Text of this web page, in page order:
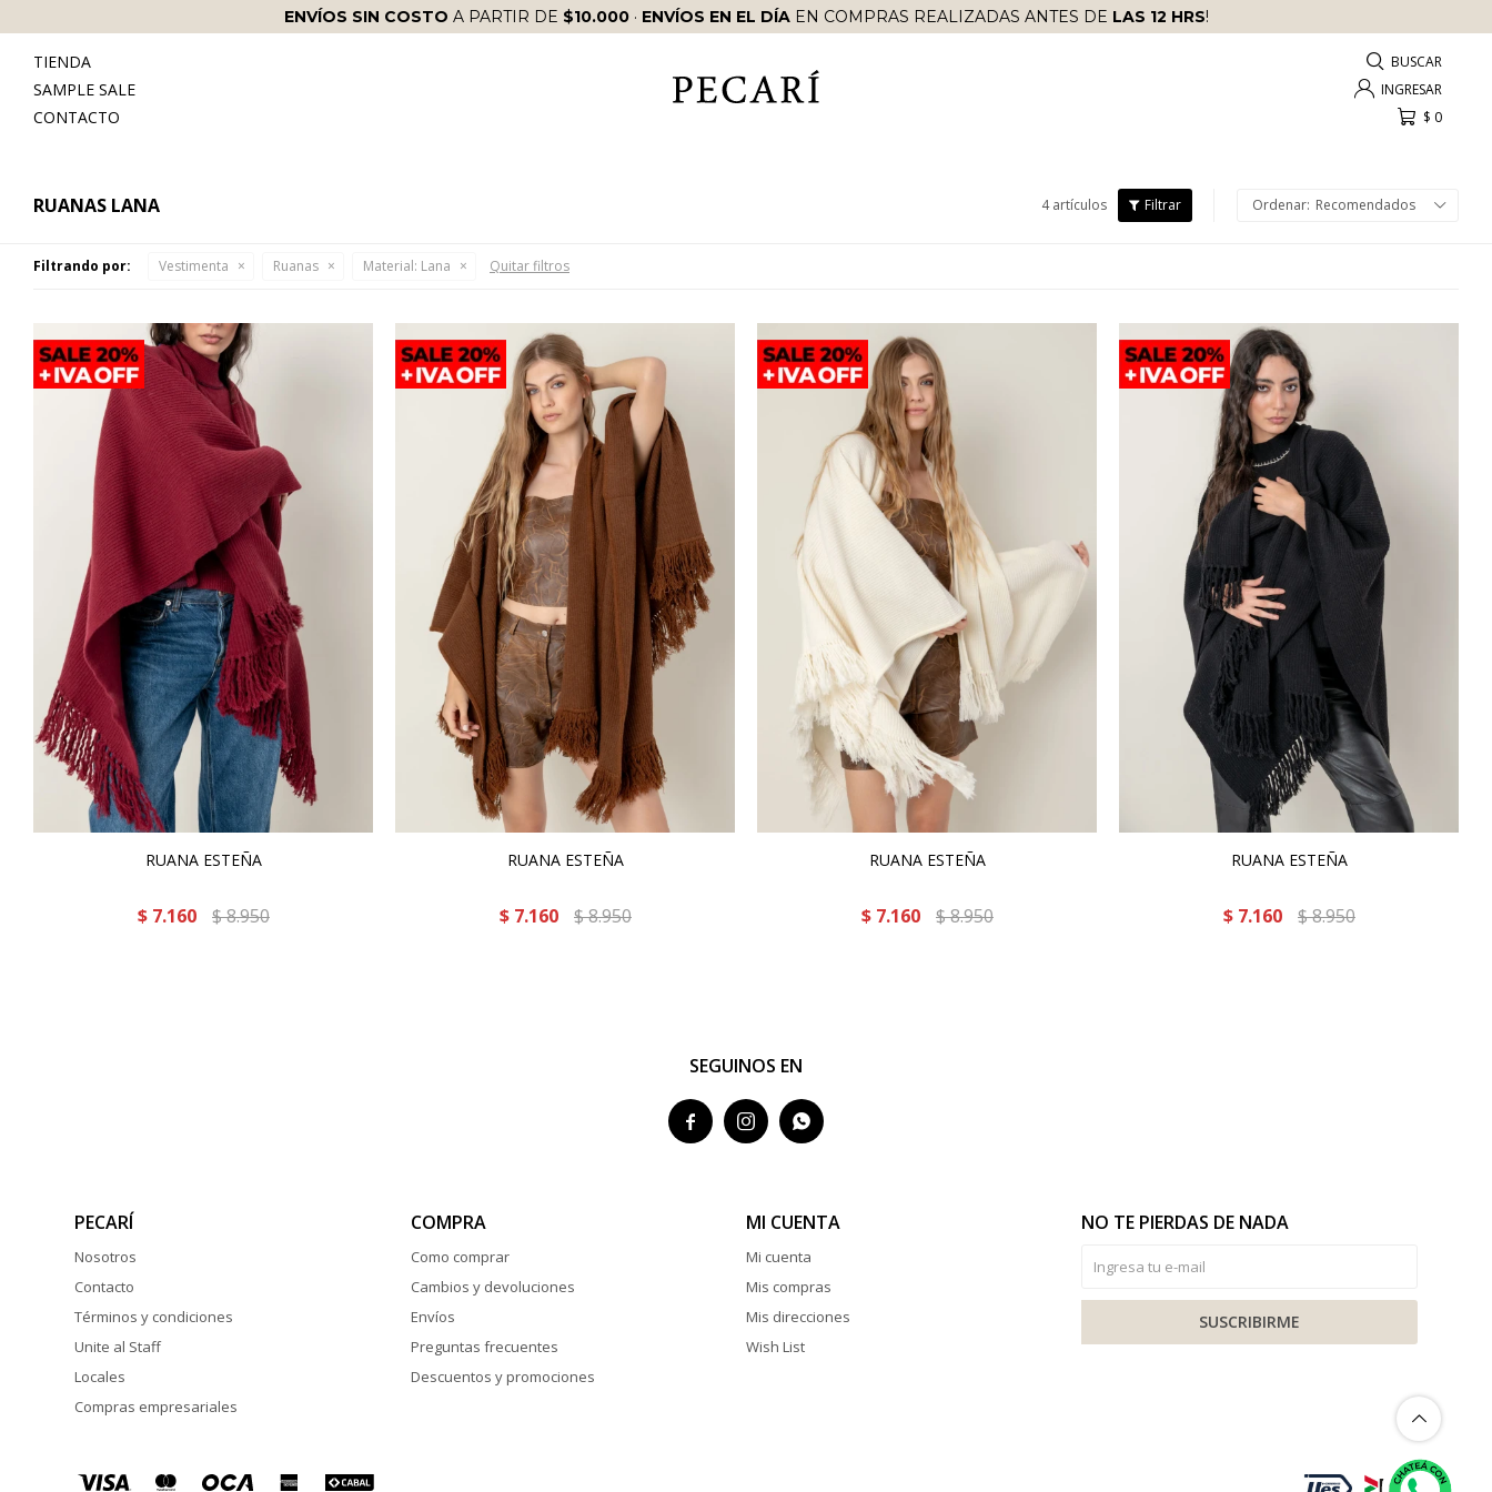
ENVÍOS SIN COSTO A PARTIR DE $10.000· ENVÍOS EN EL DÍAEN COMPRAS REALIZADAS ANTES DE LAS 12 HRS!
TIENDA
SAMPLE SALE
CONTACTO
$ 0
RUANAS LANA 4 artículos Recomendados
Filtrando por: Vestimenta Ruanas Material: Lana Quitar filtros
RUANA ESTEÑA
$ 7.160 $8.950
RUANA ESTEÑA
$ 7.160 $8.950
RUANA ESTEÑA
$ 7.160 $8.950
RUANA ESTEÑA
$ 7.160 $8.950
SEGUINOS EN
  
PECARÍ
Nosotros
Contacto
Términos y condiciones
Unite al Staff
Locales
Compras empresariales
COMPRA
Como comprar
Cambios y devoluciones
Envíos
Preguntas frecuentes
Descuentos y promociones
MI CUENTA
Mi cuenta
Mis compras
Mis direcciones
Wish List
NO TE PIERDAS DE NADA
SUSCRIBIRME